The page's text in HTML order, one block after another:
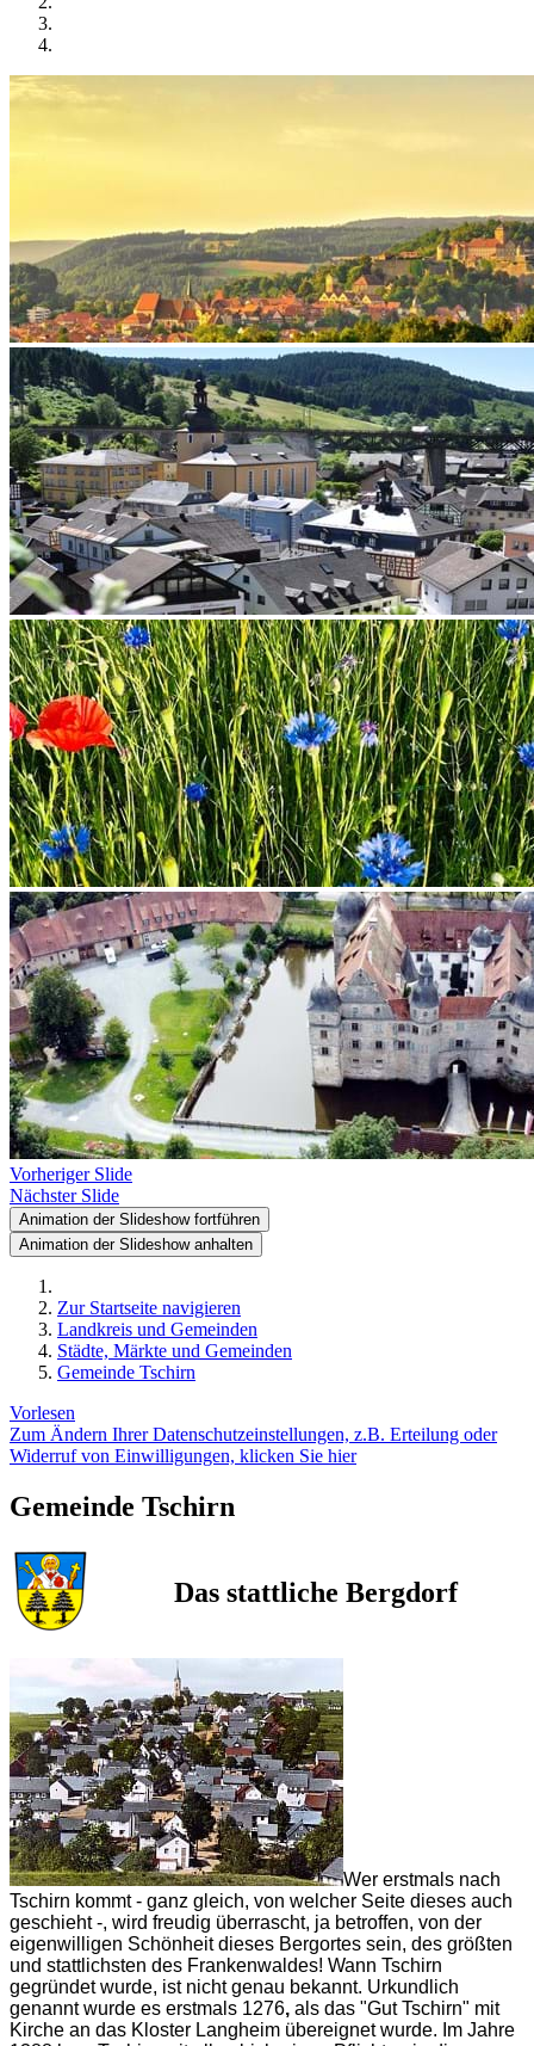
Vorheriger Slide
Nächster Slide
Animation der Slideshow fortführen
Animation der Slideshow anhalten
Zur Startseite navigieren
Landkreis und Gemeinden
Städte, Märkte und Gemeinden
Gemeinde Tschirn
Vorlesen
Zum Ändern Ihrer Datenschutzeinstellungen, z.B. Erteilung oder
Widerruf von Einwilligungen, klicken Sie hier
Gemeinde Tschirn
Das stattliche Bergdorf
Wer erstmals nach
Tschirn kommt - ganz gleich, von welcher Seite dieses auch
geschieht -, wird freudig überrascht, ja betroffen, von der
eigenwilligen Schönheit dieses Bergortes sein, des größten
und stattlichsten des Frankenwaldes! Wann Tschirn
gegründet wurde, ist nicht genau bekannt. Urkundlich
genannt wurde es erstmals 1276, als das "Gut Tschirn" mit
Kirche an das Kloster Langheim übereignet wurde. Im Jahre